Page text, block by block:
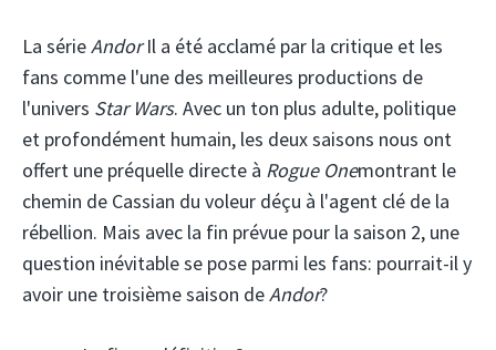
La sérieAndorIl a été acclamé par la critique et les
fans comme l'une des meilleures productions de
l'univers Star Wars. Avec un ton plus adulte, politique
et profondément humain, les deux saisons nous ont
offert une préquelle directe à Rogue Onemontrant le
chemin de Cassian du voleur déçu à l'agent clé de la
rébellion. Mais avec la fin prévue pour la saison 2, une
question inévitable se pose parmi les fans: pourrait-il y
avoir une troisième saison deAndor?